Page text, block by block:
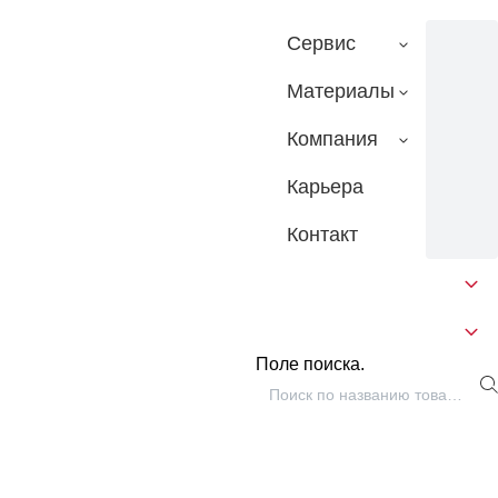
Сервис
Материалы
Компания
Карьера
Контакт
Поле поиска.